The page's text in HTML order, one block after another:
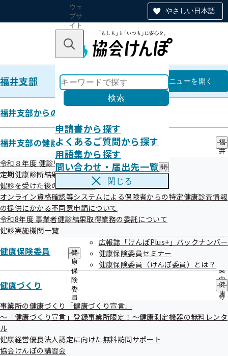
やさしい日本語
ウェ
ブサ
イト
のナ
ン
キーワードで探す
検索
申請書から探す
よくあるご質問から探す
用語集から探す
問い合わせ・届出先一覧 問
い
わ
届
先
一
覧
の
ュ
ー
閉じる
福井支部 福井支部
メニューを開く
福井支部からのお知らせ
福井支部の健診・保健指導のご案内
福
井
診
導
案
内
の
サ
メ
令和８年度 健診リーフレット等
定期健康診断結果データ提供のお願い
健診を受けた後の健康づくり
オンライン資格確認等システムによる保険者からの特定健康診査情報
の提供にかかる不同意申請について
令和8年度 事業者健診結果取得業務の委託について
健診実施機関一覧
健康保険委員
健
康
保
険
委
員
の
サ
メ
ニ
広報誌「けんぽPlus+」バックナンバー
健康保険委員セミナー
健康保険委員（けんぽ委員）とは？
健康づくり
健
康
り
事業所の健康づくり「健康づくり宣言」
～「健康づくり宣言」登録事業所限定！～健康測定機器の無料レンタ
ル
健康経営優良法人認定に向けた無料訪問サポート
協会けんぽの講習会
福井支部
特定健診実施機関一覧（ご家族さ
ま）
絞り込みメニュー
検索結果 275件
1件 - 20件表示 1件から20件目を表示しています
〇＝対応可 ×＝対応不可
健診実施機関情報
福井市